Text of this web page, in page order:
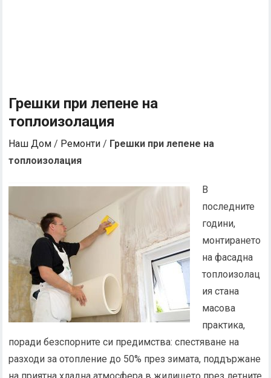
Грешки при лепене на
топлоизолация
Наш Дом / Ремонти / Грешки при лепене на
топлоизолация
В
последните
години,
монтирането
на фасадна
топлоизолац
ия стана
масова
практика,
поради безспорните си предимства: спестяване на
разходи за отопление до 50% през зимата, поддържане